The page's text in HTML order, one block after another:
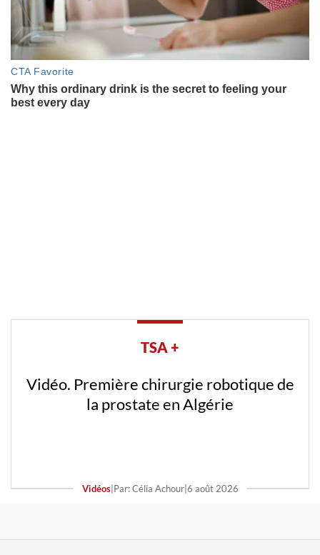
TSA +
Vidéo. Première chirurgie robotique de
la prostate en Algérie
Vidéos|Par: Célia Achour|6 août 2026